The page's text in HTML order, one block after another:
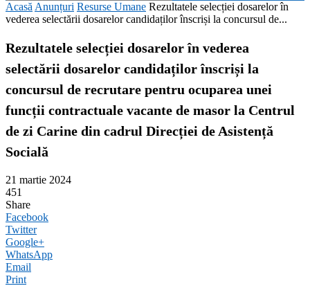
AcasăAnunțuri Resurse Umane Rezultatele selecției dosarelor în
vederea selectării dosarelor candidaților înscriși la concursul de...
Rezultatele selecției dosarelor în vederea
selectării dosarelor candidaților înscriși la
concursul de recrutare pentru ocuparea unei
funcții contractuale vacante de masor la Centrul
de zi Carine din cadrul Direcției de Asistență
Socială
21 martie 2024
451
Share
Facebook
Twitter
Google+
WhatsApp
Email
Print